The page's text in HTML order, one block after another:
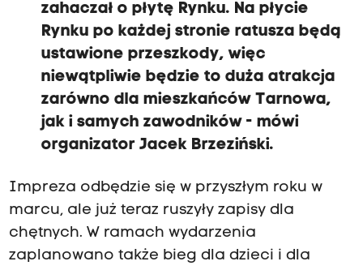
zahaczał o płytę Rynku. Na płycie
Rynku po każdej stronie ratusza będą
ustawione przeszkody, więc
niewątpliwie będzie to duża atrakcja
zarówno dla mieszkańców Tarnowa,
jak i samych zawodników- mówi
organizator Jacek Brzeziński.
Impreza odbędzie się w przyszłym roku w
marcu, ale już teraz ruszyły zapisy dla
chętnych. W ramach wydarzenia
zaplanowano także bieg dla dzieci i dla